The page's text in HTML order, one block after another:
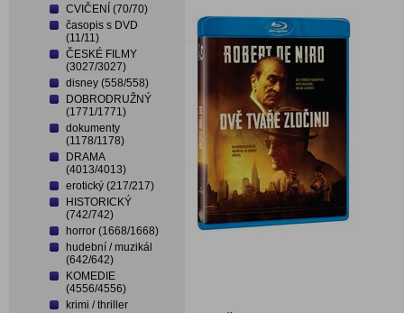
CVIČENÍ (70/70)
časopis s DVD
(11/11)
ČESKÉ FILMY
(3027/3027)
disney (558/558)
DOBRODRUŽNÝ
(1771/1771)
dokumenty
(1178/1178)
DRAMA
(4013/4013)
erotický (217/217)
HISTORICKÝ
(742/742)
horror (1668/1668)
hudební / muzikál
(642/642)
KOMEDIE
(4556/4556)
krimi / thriller